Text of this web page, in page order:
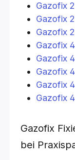
Gazofix
Gazofix
Gazofix
Gazofix
Gazofix
Gazofix
Gazofix
Gazofix
Gazofix
bei